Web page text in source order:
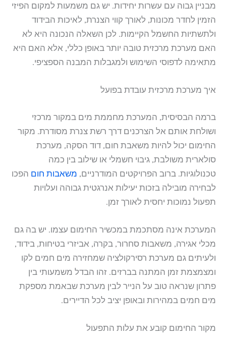
מבניין גבוה עם עשרות יחידות. יש גם משמעות למקום הפיזי
הזמין לחדר מכונות, לאורך קווי הצנרת, לאיכות הבידוד
ולתשתיות החשמל הקיימות. לכן השאלה הנכונה היא לא
האם מערכת מרכזית טובה יותר באופן כללי, אלא האם היא
מתאימה לדפוסי השימוש ולמגבלות המבנה הספציפי.
איך מערכת מרכזית עובדת בפועל
ברמה הבסיסית, המערכת מחממת מים במקור מרכזי
ושולחת אותם אל הצרכנים דרך רשת צנרת מסודרת. מקור
החימום יכול להיות משאבת חום, דוד הסקה, מערכת
סולארית משולבת, גיבוי חשמלי או שילוב בין כמה
טכנולוגיות. ברוב הפרויקטים המודרניים, משאבות חום הפכו
לבחירה מובילה בזכות יעילות אנרגטית גבוהה ועלויות
תפעול נמוכות יחסית לאורך זמן.
המערכת אינה מסתכמת במכשיר החימום עצמו. יש בה גם
מכלי אגירה, משאבות סחרור, בקרה, אביזרי בטיחות, בידוד,
ולעיתים גם מערכת רסירקולציה שמחזירה מים חמים לקו
ומצמצמת זמן המתנה בברזים. זהו הבדל משמעותי בין
פתרון שנראה טוב על הנייר לבין מערכת שבאמת מספקת
מים חמים במהירות ובאופן יציב לכל הדיירים.
מקור החימום קובע את עלות התפעול